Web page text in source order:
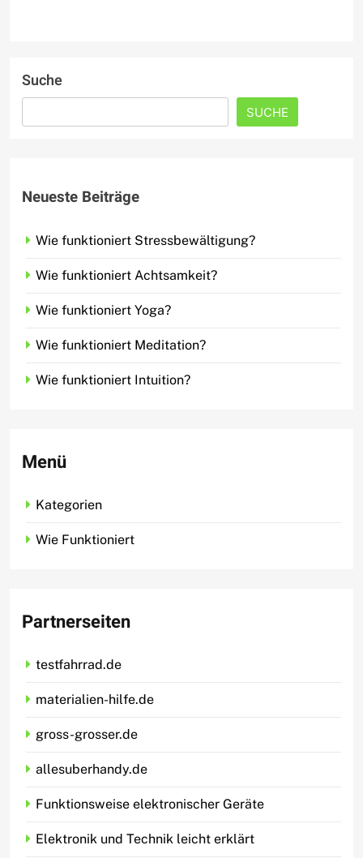
Suche
SUCHE
Neueste Beiträge
Wie funktioniert Stressbewältigung?
Wie funktioniert Achtsamkeit?
Wie funktioniert Yoga?
Wie funktioniert Meditation?
Wie funktioniert Intuition?
Menü
Kategorien
Wie Funktioniert
Partnerseiten
testfahrrad.de
materialien-hilfe.de
gross-grosser.de
allesuberhandy.de
Funktionsweise elektronischer Geräte
Elektronik und Technik leicht erklärt